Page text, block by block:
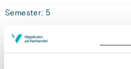
Semester: 5
MARA540